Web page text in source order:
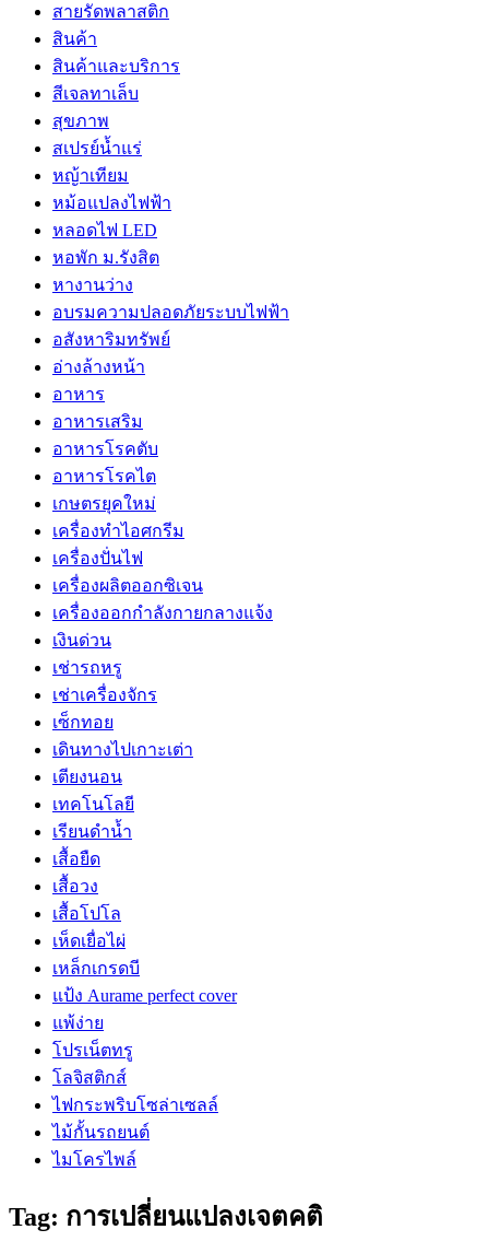
สายรัดพลาสติก
สินค้า
สินค้าและบริการ
สีเจลทาเล็บ
สุขภาพ
สเปรย์น้ำแร่
หญ้าเทียม
หม้อแปลงไฟฟ้า
หลอดไฟ LED
หอพัก ม.รังสิต
หางานว่าง
อบรมความปลอดภัยระบบไฟฟ้า
อสังหาริมทรัพย์
อ่างล้างหน้า
อาหาร
อาหารเสริม
อาหารโรคตับ
อาหารโรคไต
เกษตรยุคใหม่
เครื่องทำไอศกรีม
เครื่องปั่นไฟ
เครื่องผลิตออกซิเจน
เครื่องออกกำลังกายกลางแจ้ง
เงินด่วน
เช่ารถหรู
เช่าเครื่องจักร
เซ็กทอย
เดินทางไปเกาะเต่า
เตียงนอน
เทคโนโลยี
เรียนดำน้ำ
เสื้อยืด
เสื้อวง
เสื้อโปโล
เห็ดเยื่อไผ่
เหล็กเกรดบี
แป้ง Aurame perfect cover
แพ้ง่าย
โปรเน็ตทรู
โลจิสติกส์
ไฟกระพริบโซล่าเซลล์
ไม้กั้นรถยนต์
ไมโครไพล์
Tag: การเปลี่ยนแปลงเจตคติ